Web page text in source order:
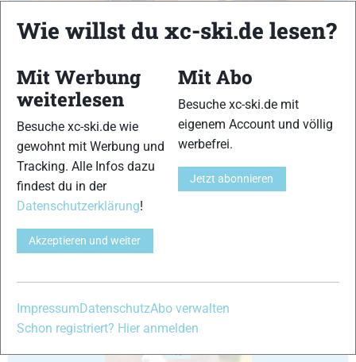
11 12
13
15
Wie willst du xc-ski.de lesen?
Mit Werbung
weiterlesen
Besuche xc-ski.de wie
gewohnt mit Werbung und
Tracking. Alle Infos dazu
findest du in der
Datenschutzerklärung!
Akzeptieren und weiter
Mit Abo
Besuche xc-ski.de mit
eigenem Account und völlig
werbefrei.
Jetzt abonnieren
ImpressumDatenschutzAbo verwalten
Schon registriert? Hier anmelden